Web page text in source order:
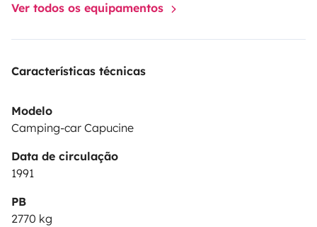
Ver todos os equipamentos
Características técnicas
Modelo
Camping-car Capucine
Data de circulação
1991
PB
2770 kg